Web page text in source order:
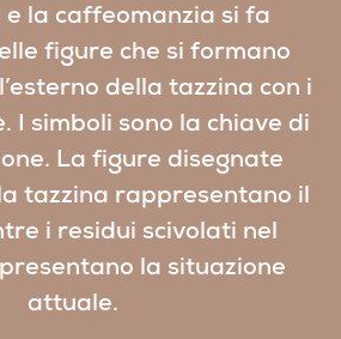
la caffeomanzia si fa
figure che si formano
della tazzina con i
I simboli sono la chiave di
La figure disegnate
tazzina rappresentano il
i residui scivolati nel
la situazione
attuale.